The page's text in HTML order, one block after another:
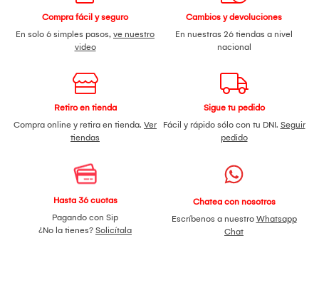
Compra fácil y seguro
En solo 6 simples pasos, ve nuestro
video
Cambios y devoluciones
En nuestras 26 tiendas a nivel
nacional
Retiro en tienda
Compra online y retira en tienda. Ver
tiendas
Sigue tu pedido
Fácil y rápido sólo con tu DNI. Seguir
pedido
Hasta 36 cuotas
Pagando con Sip
¿No la tienes? Solicítala
Chatea con nosotros
Escríbenos a nuestro Whatsapp
Chat